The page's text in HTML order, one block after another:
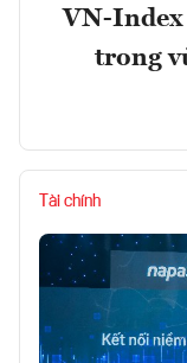
VN-Index
trong
Tài chính